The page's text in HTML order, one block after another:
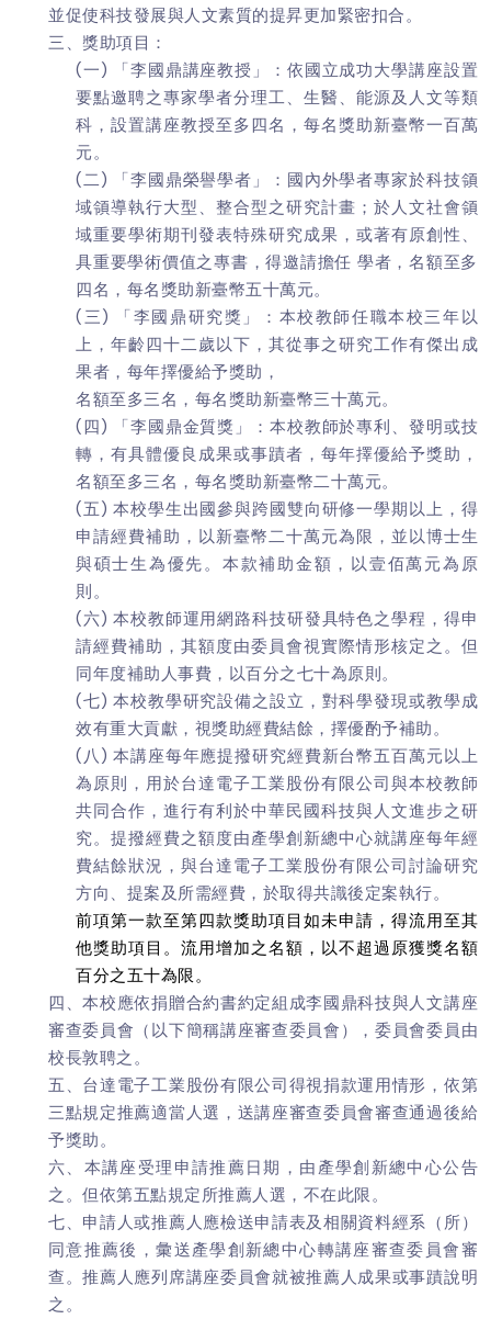
並促使科技發展與人文素質的提昇更加緊密扣合。
三、獎助項目：
(一) 「李國鼎講座教授」：依國立成功大學講座設置
要點邀聘之專家學者分理工、生醫、能源及人文等類
科，設置講座教授至多四名，每名獎助新臺幣一百萬
元。
(二) 「李國鼎榮譽學者」：國內外學者專家於科技領
域領導執行大型、整合型之研究計畫；於人文社會領
域重要學術期刊發表特殊研究成果，或著有原創性、
具重要學術價值之專書，得邀請擔任 學者，名額至多
四名，每名獎助新臺幣五十萬元。
(三) 「李國鼎研究獎」：本校教師任職本校三年以
上，年齡四十二歲以下，其從事之研究工作有傑出成
果者，每年擇優給予獎助，
名額至多三名，每名獎助新臺幣三十萬元。
(四) 「李國鼎金質獎」：本校教師於專利、發明或技
轉，有具體優良成果或事蹟者，每年擇優給予獎助，
名額至多三名，每名獎助新臺幣二十萬元。
(五) 本校學生出國參與跨國雙向研修一學期以上，得
申請經費補助，以新臺幣二十萬元為限，並以博士生
與碩士生為優先。本款補助金額，以壹佰萬元為原
則。
(六) 本校教師運用網路科技研發具特色之學程，得申
請經費補助，其額度由委員會視實際情形核定之。但
同年度補助人事費，以百分之七十為原則。
(七) 本校教學研究設備之設立，對科學發現或教學成
效有重大貢獻，視獎助經費結餘，擇優酌予補助。
(八) 本講座每年應提撥研究經費新台幣五百萬元以上
為原則，用於台達電子工業股份有限公司與本校教師
共同合作，進行有利於中華民國科技與人文進步之研
究。提撥經費之額度由產學創新總中心就講座每年經
費結餘狀況，與台達電子工業股份有限公司討論研究
方向、提案及所需經費，於取得共識後定案執行。
前項第一款至第四款獎助項目如未申請，得流用至其
他獎助項目。流用增加之名額，以不超過原獲獎名額
百分之五十為限。
四、本校應依捐贈合約書約定組成李國鼎科技與人文講座
審查委員會（以下簡稱講座審查委員會），委員會委員由
校長敦聘之。
五、台達電子工業股份有限公司得視捐款運用情形，依第
三點規定推薦適當人選，送講座審查委員會審查通過後給
予獎助。
六、本講座受理申請推薦日期，由產學創新總中心公告
之。但依第五點規定所推薦人選，不在此限。
七、申請人或推薦人應檢送申請表及相關資料經系（所）
同意推薦後，彙送產學創新總中心轉講座審查委員會審
查。推薦人應列席講座委員會就被推薦人成果或事蹟說明
之。